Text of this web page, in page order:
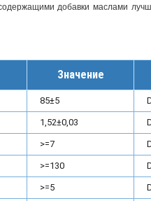
добавки маслами
Значение
85±5
1,52±0,03
>=7
>=130
>=5